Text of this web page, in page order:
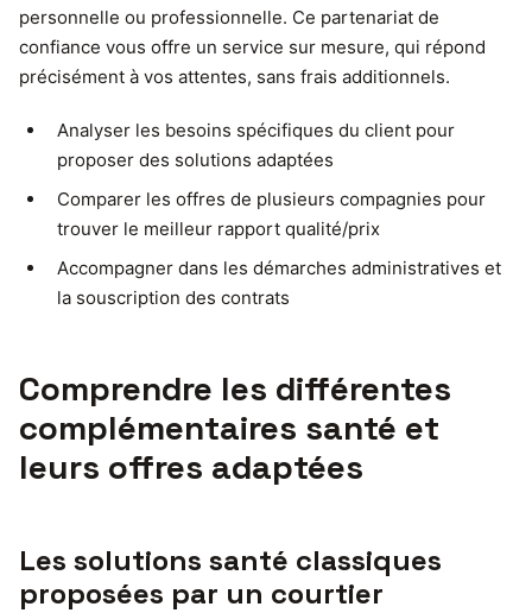
personnelle ou professionnelle. Ce partenariat de
confiance vous offre un service sur mesure, qui répond
précisément à vos attentes, sans frais additionnels.
Analyser les besoins spécifiques du client pour
proposer des solutions adaptées
Comparer les offres de plusieurs compagnies pour
trouver le meilleur rapport qualité/prix
Accompagner dans les démarches administratives et
la souscription des contrats
Comprendre les différentes
complémentaires santé et
leurs offres adaptées
Les solutions santé classiques
proposées par un courtier